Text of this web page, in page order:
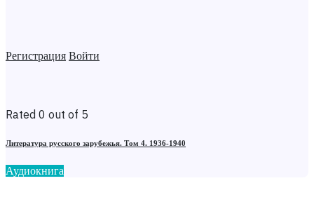
Регистрация Войти
Rated 0 out of 5
Литература русского зарубежья. Том 4. 1936-1940
Аудиокнига